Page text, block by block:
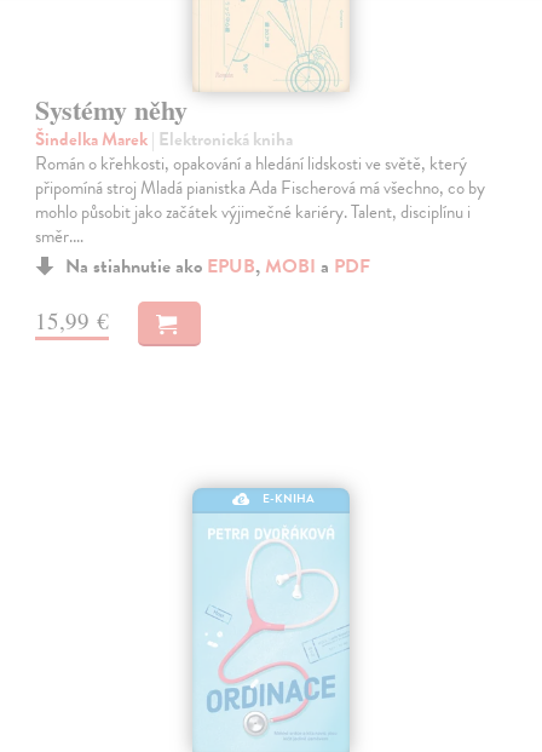
Systémy něhy
Šindelka Marek| Elektronická kniha
Román o křehkosti, opakování a hledání lidskosti ve světě, který
připomíná stroj Mladá pianistka Ada Fischerová má všechno, co by
mohlo působit jako začátek výjimečné kariéry. Talent, disciplínu i
směr.…
Na stiahnutie ako EPUB, MOBI a PDF
15,99 €
E-KNIHA